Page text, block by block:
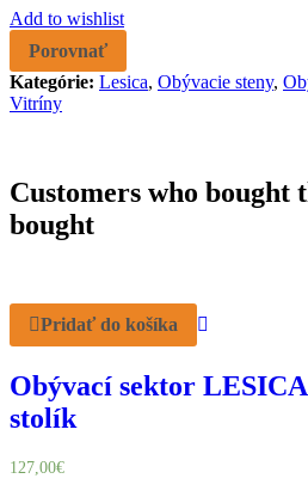
nízka
quantity
Add to wishlist
Porovnať
Kategórie: Lesica, Obývacie steny,
Vitríny
Customers who bought
bought
Pridať do košíka
Obývací sektor
stolík
127,00€